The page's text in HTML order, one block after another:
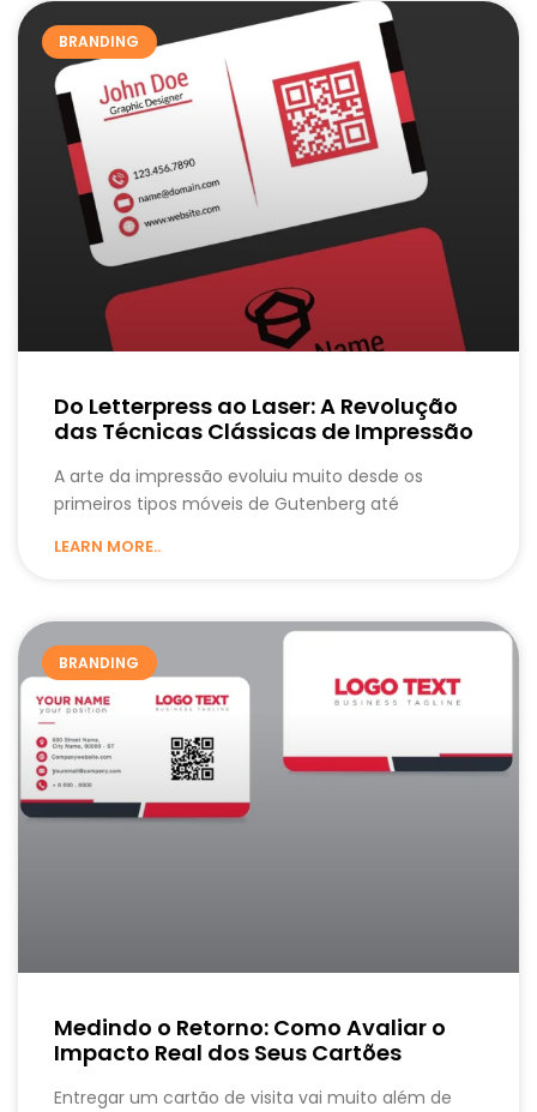
BRANDING
Do Letterpress ao Laser: A Revolução
das Técnicas Clássicas de Impressão
A arte da impressão evoluiu muito desde os
primeiros tipos móveis de Gutenberg até
LEARN MORE..
BRANDING
Medindo o Retorno: Como Avaliar o
Impacto Real dos Seus Cartões
Entregar um cartão de visita vai muito além de